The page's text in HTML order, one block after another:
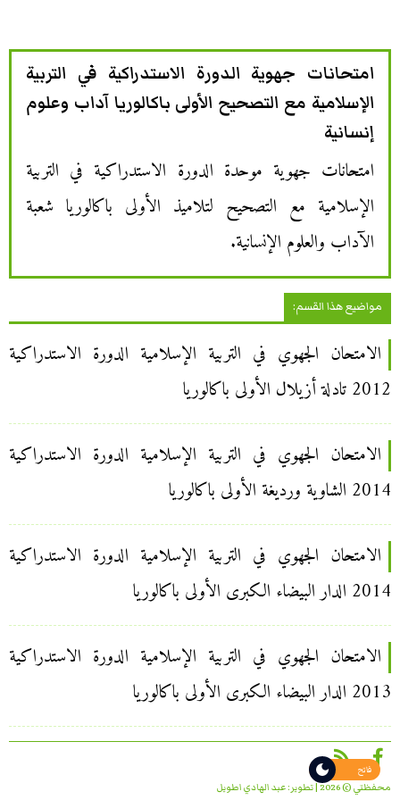
امتحانات جهوية الدورة الاستدراكية في التربية
الإسلامية مع التصحيح الأولى باكالوريا آداب وعلوم
إنسانية
امتحانات جهوية موحدة الدورة الاستدراكية في التربية
الإسلامية مع التصحيح لتلاميذ الأولى باكالوريا شعبة
الآداب والعلوم الإنسانية.
مواضيع هذا القسم:
الامتحان الجهوي في التربية الإسلامية الدورة الاستدراكية
2012 تادلة أزيلال الأولى باكالوريا
الامتحان الجهوي في التربية الإسلامية الدورة الاستدراكية
2014 الشاوية ورديغة الأولى باكالوريا
الامتحان الجهوي في التربية الإسلامية الدورة الاستدراكية
2014 الدار البيضاء الكبرى الأولى باكالوريا
الامتحان الجهوي في التربية الإسلامية الدورة الاستدراكية
2013 الدار البيضاء الكبرى الأولى باكالوريا
محفظتي © 2026 | تطوير: عبد الهادي اطويل
فاتح